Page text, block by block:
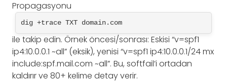
Propagasyonu
dig +trace TXT domain.com
ile takip edin. Örnek öncesi/sonrası: Eskisi “v=spf1
ip4:10.0.0.1 ~all” (eksik), yenisi “v=spf1 ip4:10.0.0.1/24 mx
include:spf.mail.com ~all”. Bu, softfail’i ortadan
kaldırır ve 80+ kelime detay verir.